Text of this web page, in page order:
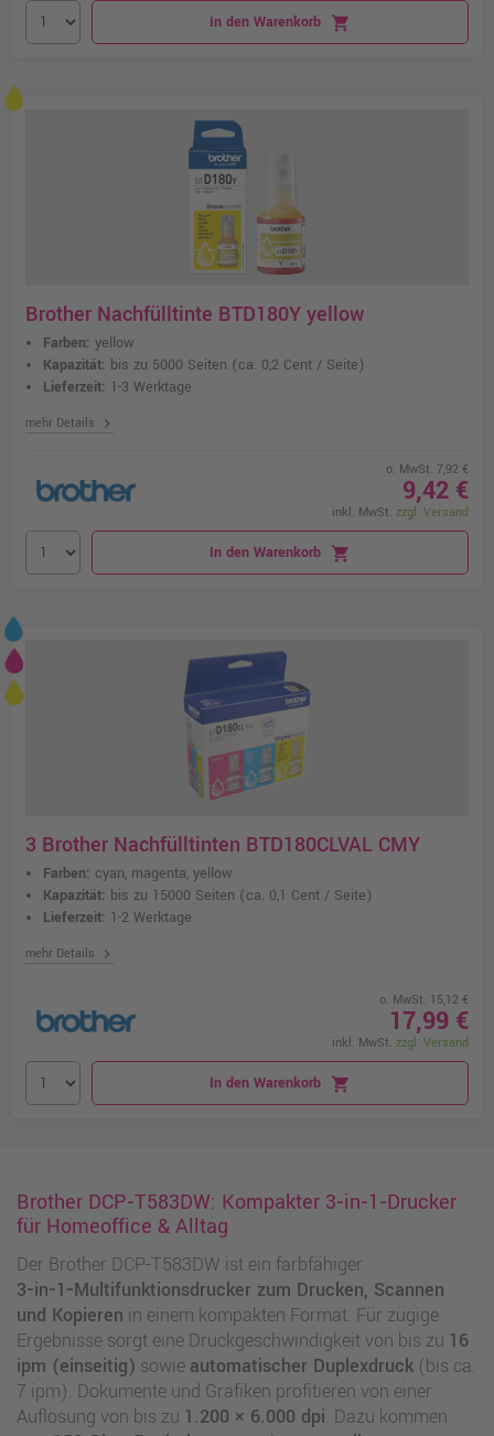
In den Warenkorb shopping_cart
Brother Nachfülltinte BTD180Y yellow
Farben: yellow
Kapazität: bis zu 5000 Seiten (ca. 0,2 Cent / Seite)
Lieferzeit: 1-3 Werktage
mehr Details chevron_right
o. MwSt. 7,92 €
9,42 €
inkl. MwSt. zzgl. Versand
In den Warenkorb shopping_cart
3 Brother Nachfülltinten BTD180CLVAL CMY
Farben: cyan, magenta, yellow
Kapazität: bis zu 15000 Seiten (ca. 0,1 Cent / Seite)
Lieferzeit: 1-2 Werktage
mehr Details chevron_right
o. MwSt. 15,12 €
17,99 €
inkl. MwSt. zzgl. Versand
In den Warenkorb shopping_cart
Brother DCP‑T583DW: Kompakter 3‑in‑1‑Drucker
für Homeoffice & Alltag
Der Brother DCP‑T583DW ist ein farbfähiger
3‑in‑1‑Multifunktionsdrucker zum Drucken, Scannen
und Kopieren in einem kompakten Format. Für zügige
Ergebnisse sorgt eine Druckgeschwindigkeit von bis zu 16
ipm (einseitig) sowie automatischer Duplexdruck(bis ca.
7 ipm). Dokumente und Grafiken profitieren von einer
Auflösung von bis zu 1.200 × 6.000 dpi. Dazu kommen